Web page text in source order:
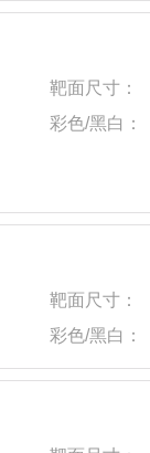
靶面尺寸：
彩色/黑白：
靶面尺寸：
彩色/黑白：